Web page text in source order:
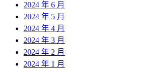
2024 年 6 月
2024 年 5 月
2024 年 4 月
2024 年 3 月
2024 年 2 月
2024 年 1 月